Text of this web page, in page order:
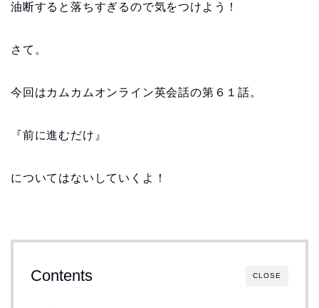
油断すると落ちすぎるので気をつけよう！
さて。
今回はカムカムオンライン英会話の第６１話。
『前に進むだけ』
についてはないしていくよ！
CLOSE
Contents